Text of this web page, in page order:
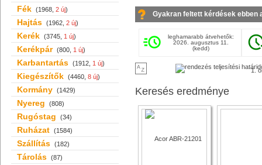
Fék (1968, 2 új)
Hajtás (1962, 2 új)
Kerék (3745, 1 új)
Kerékpár (800, 1 új)
Karbantartás (1912, 1 új)
Kiegészítők (4460, 8 új)
Kormány (1429)
Nyereg (808)
Rugóstag (34)
Ruházat (1584)
Szállítás (182)
Tárolás (87)
Gyakran feltett kérdések ebben
leghamarabb átvehetők:
2026. augusztus 11.
(kedd)
1.
Keresés eredménye